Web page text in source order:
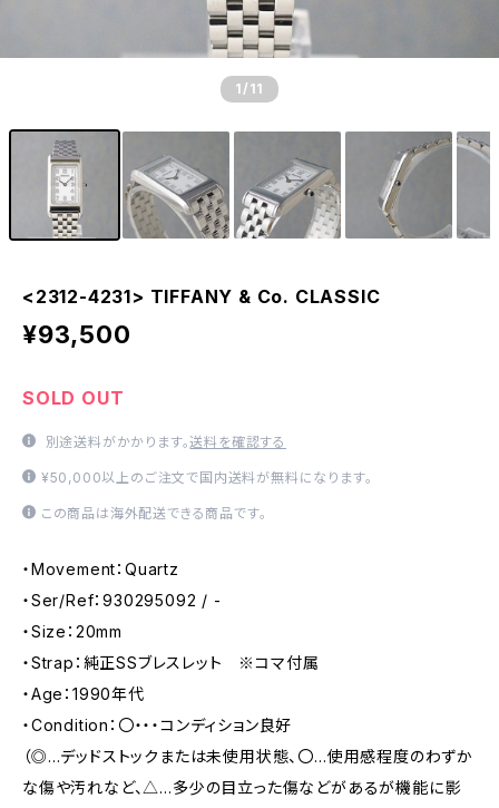
1 /11
<2312-4231> TIFFANY & Co. CLASSIC
¥93,500
SOLD OUT
別途送料がかかります。送料を確認する
¥50,000以上のご注文で国内送料が無料になります。
この商品は海外配送できる商品です。
・Movement：Quartz
・Ser/Ref：930295092 / -
・Size：20mm
・Strap：純正SSブレスレット ※コマ付属
・Age：1990年代
・Condition：〇・・・コンディション良好
（◎…デッドストックまたは未使用状態、〇…使用感程度のわずか
な傷や汚れなど、△…多少の目立った傷などがあるが機能に影